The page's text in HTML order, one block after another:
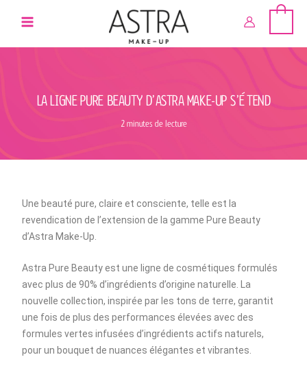
LA LIGNE PURE BEAUTY D’ASTRA MAKE-UP S’ÉTEND
2 minutes de lecture
Une beauté pure, claire et consciente, telle est la
revendication de l’extension de la gamme Pure Beauty
d’Astra Make-Up.
Astra Pure Beauty est une ligne de cosmétiques formulés
avec plus de 90% d’ingrédients d’origine naturelle. La
nouvelle collection, inspirée par les tons de terre, garantit
une fois de plus des performances élevées avec des
formules vertes infusées d’ingrédients actifs naturels,
pour un bouquet de nuances élégantes et vibrantes.